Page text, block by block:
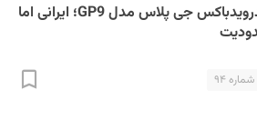
بررسی اندرویدباکس جی پلاس مدل GP9؛ ایرانی اما
شماره ۹۴